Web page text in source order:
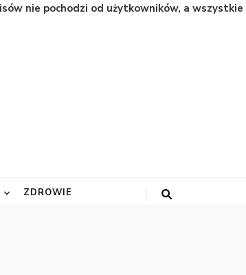
nie pochodzi od użytkowników, a wszystkie
ZDROWIE